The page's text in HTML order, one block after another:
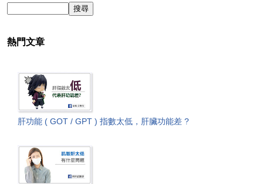
熱門文章
肝功能 ( GOT / GPT ) 指數太低，肝臟功能差 ?